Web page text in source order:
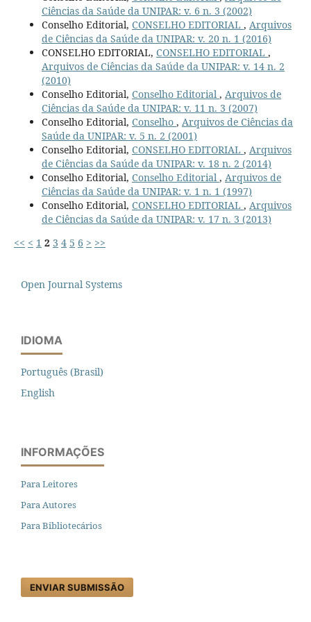
Ciências da Saúde da UNIPAR: v. 6 n. 3 (2002)
Conselho Editorial, CONSELHO EDITORIAL , Arquivos
de Ciências da Saúde da UNIPAR: v. 20 n. 1 (2016)
CONSELHO EDITORIAL, CONSELHO EDITORIAL ,
Arquivos de Ciências da Saúde da UNIPAR: v. 14 n. 2
(2010)
Conselho Editorial, Conselho Editorial , Arquivos de
Ciências da Saúde da UNIPAR: v. 11 n. 3 (2007)
Conselho Editorial, Conselho , Arquivos de Ciências da
Saúde da UNIPAR: v. 5 n. 2 (2001)
Conselho Editorial, CONSELHO EDITORIAL , Arquivos
de Ciências da Saúde da UNIPAR: v. 18 n. 2 (2014)
Conselho Editorial, Conselho Editorial , Arquivos de
Ciências da Saúde da UNIPAR: v. 1 n. 1 (1997)
Conselho Editorial, CONSELHO EDITORIAL , Arquivos
de Ciências da Saúde da UNIPAR: v. 17 n. 3 (2013)
<< < 1 2 3 4 5 6 > >>
Open Journal Systems
IDIOMA
Português (Brasil)
English
INFORMAÇÕES
Para Leitores
Para Autores
Para Bibliotecários
ENVIAR SUBMISSÃO